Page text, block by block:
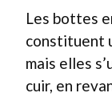
Les bottes
constituent
mais elles
cuir, en